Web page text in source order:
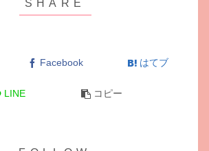
Facebook はてブ
LINE コピー